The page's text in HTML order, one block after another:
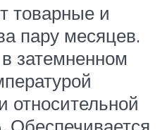
товарные и
пару месяцев.
затемненном
относительной